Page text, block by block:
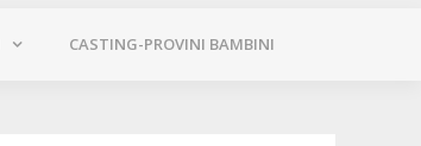
CASTING-PROVINI BAMBINI